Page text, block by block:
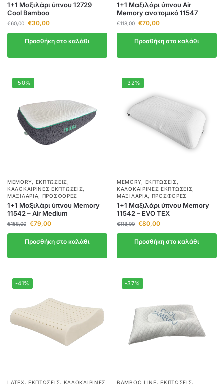
1+1 Μαξιλάρι ύπνου 12729
Cool Bamboo
€60,00 €30,00
Προσθήκη στο καλάθι
1+1 Μαξιλάρι ύπνου Air
Memory ανατομικό 11547
€118,00 €70,00
Προσθήκη στο καλάθι
-50%
MEMORY, ΕΚΠΤΏΣΕΙΣ ,
ΚΑΛΟΚΑΙΡΙΝΈΣ ΕΚΠΤΏΣΕΙΣ,
ΜΑΞΙΛΆΡΙΑ, ΠΡΟΣΦΟΡΈΣ
1+1 Μαξιλάρι ύπνου Memory
11542 – Air Medium
€158,00 €79,00
Προσθήκη στο καλάθι
-32%
MEMORY, ΕΚΠΤΏΣΕΙΣ ,
ΚΑΛΟΚΑΙΡΙΝΈΣ ΕΚΠΤΏΣΕΙΣ,
ΜΑΞΙΛΆΡΙΑ, ΠΡΟΣΦΟΡΈΣ
1+1 Μαξιλάρι ύπνου Memory
11542 – EVO TEX
€118,00 €80,00
Προσθήκη στο καλάθι
-41%
LATEX , ΕΚΠΤΏΣΕΙΣ, ΚΑΛΟΚΑΙΡΙΝΈΣ
-37%
BAMBOO LINE,ΕΚΠΤΏΣΕΙΣ,